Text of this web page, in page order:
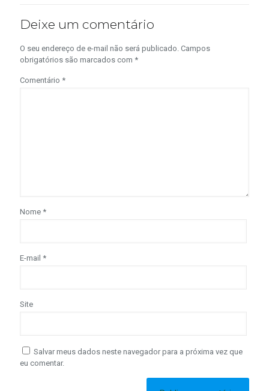
Deixe um comentário
O seu endereço de e-mail não será publicado. Campos
obrigatórios são marcados com *
Comentário *
Nome *
E-mail *
Site
Salvar meus dados neste navegador para a próxima vez que
eu comentar.